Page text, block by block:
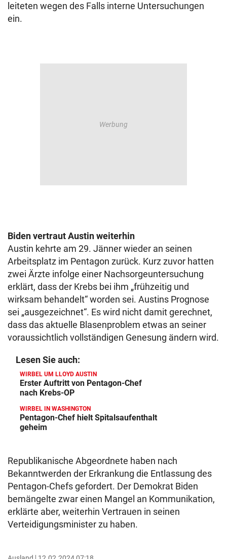
leiteten wegen des Falls interne Untersuchungen
ein.
Biden vertraut Austin weiterhin
Austin kehrte am 29. Jänner wieder an seinen
Arbeitsplatz im Pentagon zurück. Kurz zuvor hatten
zwei Ärzte infolge einer Nachsorgeuntersuchung
erklärt, dass der Krebs bei ihm „frühzeitig und
wirksam behandelt“ worden sei. Austins Prognose
sei „ausgezeichnet“. Es wird nicht damit gerechnet,
dass das aktuelle Blasenproblem etwas an seiner
voraussichtlich vollständigen Genesung ändern wird.
Lesen Sie auch:
WIRBEL UM LLOYD AUSTIN
Erster Auftritt von Pentagon-Chef
nach Krebs-OP
WIRBEL IN WASHINGTON
Pentagon-Chef hielt Spitalsaufenthalt
geheim
Republikanische Abgeordnete haben nach
Bekanntwerden der Erkrankung die Entlassung des
Pentagon-Chefs gefordert. Der Demokrat Biden
bemängelte zwar einen Mangel an Kommunikation,
erklärte aber, weiterhin Vertrauen in seinen
Verteidigungsminister zu haben.